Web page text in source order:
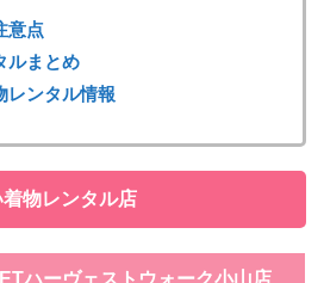
意点
ルまとめ
レンタル情報
物レンタル店
ハーヴェストウォーク小山店